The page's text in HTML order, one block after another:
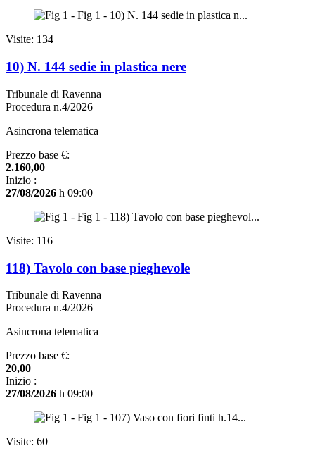
Visite: 134
10) N. 144 sedie in plastica nere
Tribunale di Ravenna
Procedura n.4/2026
Asincrona telematica
Prezzo base €:
2.160,00
Inizio :
27/08/2026 h 09:00
Visite: 116
118) Tavolo con base pieghevole
Tribunale di Ravenna
Procedura n.4/2026
Asincrona telematica
Prezzo base €:
20,00
Inizio :
27/08/2026 h 09:00
Visite: 60